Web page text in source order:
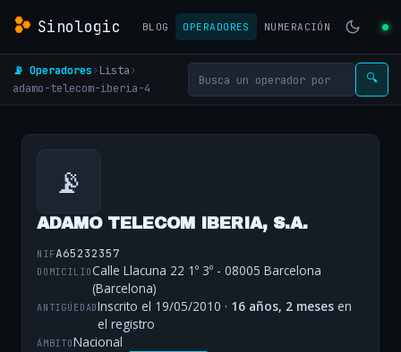
Sinologic BLOG OPERADORES NUMERACIÓN
📡 Operadores› Lista›
adamo-telecom-iberia-4
🔍
📡
ADAMO TELECOM IBERIA, S.A.
NIFA65232357
DOMICILIOCalle Llacuna 22 1º 3º - 08005 Barcelona
(Barcelona)
ANTIGÜEDADInscrito el 19/05/2010 · 16 años, 2 meses en
el registro
ÁMBITONacional